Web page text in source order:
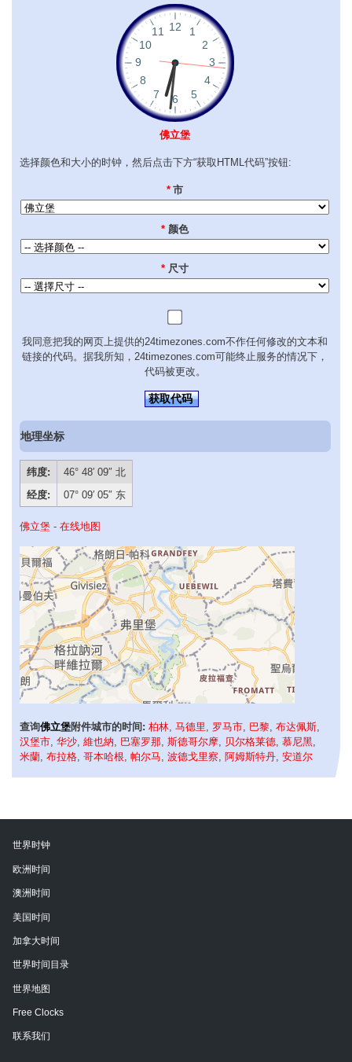
佛立堡
选择颜色和大小的时钟，然后点击下方“获取HTML代码”按钮:
* 市
* 颜色
* 尺寸
我同意把我的网页上提供的24timezones.com不作任何修改的文本和
链接的代码。据我所知，24timezones.com可能终止服务的情况下，
代码被更改。
获取代码
地理坐标
纬度:
46° 48′ 09″ 北
经度:
07° 09′ 05″ 东
佛立堡 - 在线地图
查询佛立堡附件城市的时间: 柏林 马德里 罗马市 巴黎 布达佩斯
汉堡市 华沙 維也納 巴塞罗那 斯德哥尔摩 贝尔格莱德 慕尼黑
米蘭 布拉格 哥本哈根 帕尔马 波德戈里察 阿姆斯特丹 安道尔
世界时钟
欧洲时间
澳洲时间
美国时间
加拿大时间
世界时间目录
世界地图
Free Clocks
联系我们